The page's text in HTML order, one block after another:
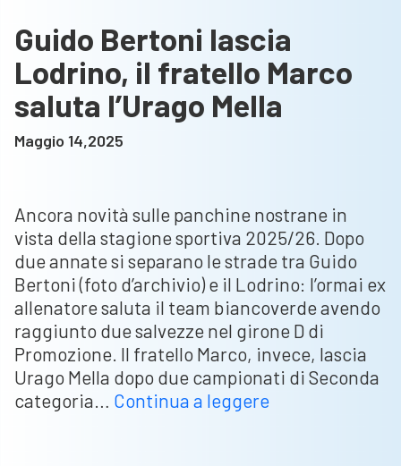
Guido Bertoni lascia
Lodrino, il fratello Marco
saluta l’Urago Mella
Maggio 14,2025
Ancora novità sulle panchine nostrane in
vista della stagione sportiva 2025/26. Dopo
due annate si separano le strade tra Guido
Bertoni (foto d’archivio) e il Lodrino: l’ormai ex
allenatore saluta il team biancoverde avendo
raggiunto due salvezze nel girone D di
Promozione. Il fratello Marco, invece, lascia
Urago Mella dopo due campionati di Seconda
categoria… Continua a leggereGuido